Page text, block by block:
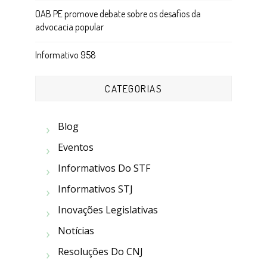
OAB PE promove debate sobre os desafios da
advocacia popular
Informativo 958
CATEGORIAS
Blog
Eventos
Informativos Do STF
Informativos STJ
Inovações Legislativas
Notícias
Resoluções Do CNJ